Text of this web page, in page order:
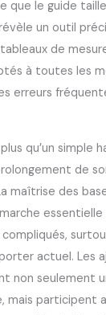
que le guide
un outil
de
à toutes les
erreurs
qu’un simple
de
maîtrise des
actuel. Les
non seulement
mais participent